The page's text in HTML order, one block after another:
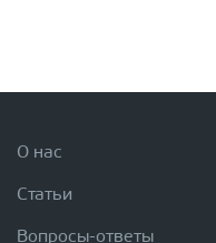
О нас
Статьи
Вопросы-ответы